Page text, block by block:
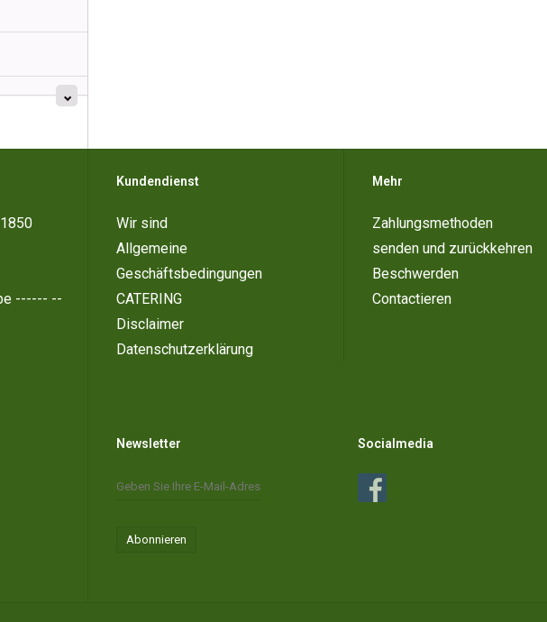
------ --
Kundendienst
Wir sind
Allgemeine
Geschäftsbedingungen
CATERING
Disclaimer
Datenschutzerklärung
Mehr
Zahlungsmethoden
senden und zurückkehren
Beschwerden
Contactieren
Newsletter
Abonnieren
Socialmedia